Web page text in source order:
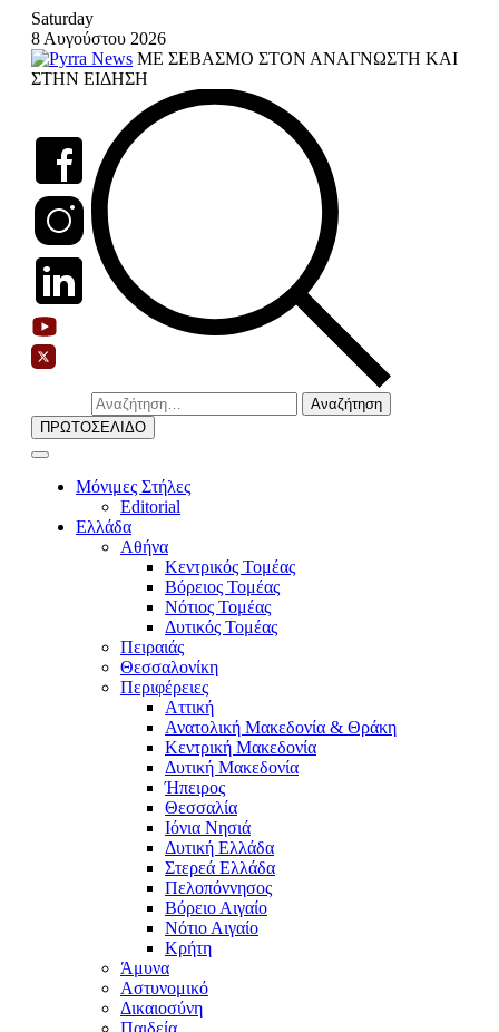
Skip
content
Saturday
8 Αυγούστου 2026
ΜΕ ΣΕΒΑΣΜΟ ΣΤΟΝ ΑΝΑΓΝΩΣΤΗ ΚΑΙ
ΣΤΗΝ ΕΙΔΗΣΗ
Αναζήτηση
για:
ΠΡΩΤΟΣΕΛΙΔΟ
Μόνιμες Στήλες
Editorial
Ελλάδα
Αθήνα
Κεντρικός Τομέας
Βόρειος Τομέας
Νότιος Τομέας
Δυτικός Τομέας
Πειραιάς
Θεσσαλονίκη
Περιφέρειες
Αττική
Ανατολική Μακεδονία & Θράκη
Κεντρική Μακεδονία
Δυτική Μακεδονία
Ήπειρος
Θεσσαλία
Ιόνια Νησιά
Δυτική Ελλάδα
Στερεά Ελλάδα
Πελοπόννησος
Βόρειο Αιγαίο
Νότιο Αιγαίο
Κρήτη
Άμυνα
Αστυνομικό
Δικαιοσύνη
Παιδεία